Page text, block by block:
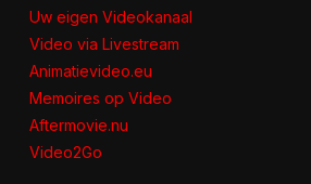
Uw eigen Videokanaal
Video via Livestream
Animatievideo.eu
Memoires op Video
Aftermovie.nu
Video2Go